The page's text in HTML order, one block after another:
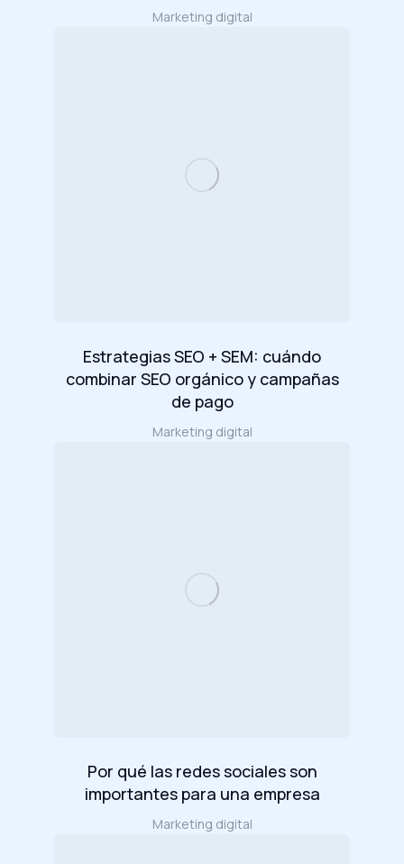
Marketing digital
Estrategias SEO + SEM: cuándo
combinar SEO orgánico y campañas
de pago
Marketing digital
Por qué las redes sociales son
importantes para una empresa
Marketing digital